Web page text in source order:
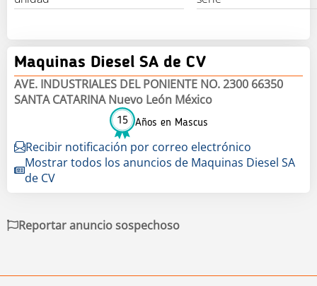
Maquinas Diesel SA de CV
AVE. INDUSTRIALES DEL PONIENTE NO. 2300 66350
SANTA CATARINA Nuevo León México
15 Años en Mascus
Recibir notificación por correo electrónico
Mostrar todos los anuncios de Maquinas Diesel SA
de CV
Reportar anuncio sospechoso